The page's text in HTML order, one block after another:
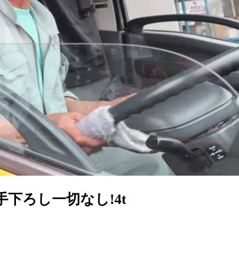
下ろし一切なし!4t